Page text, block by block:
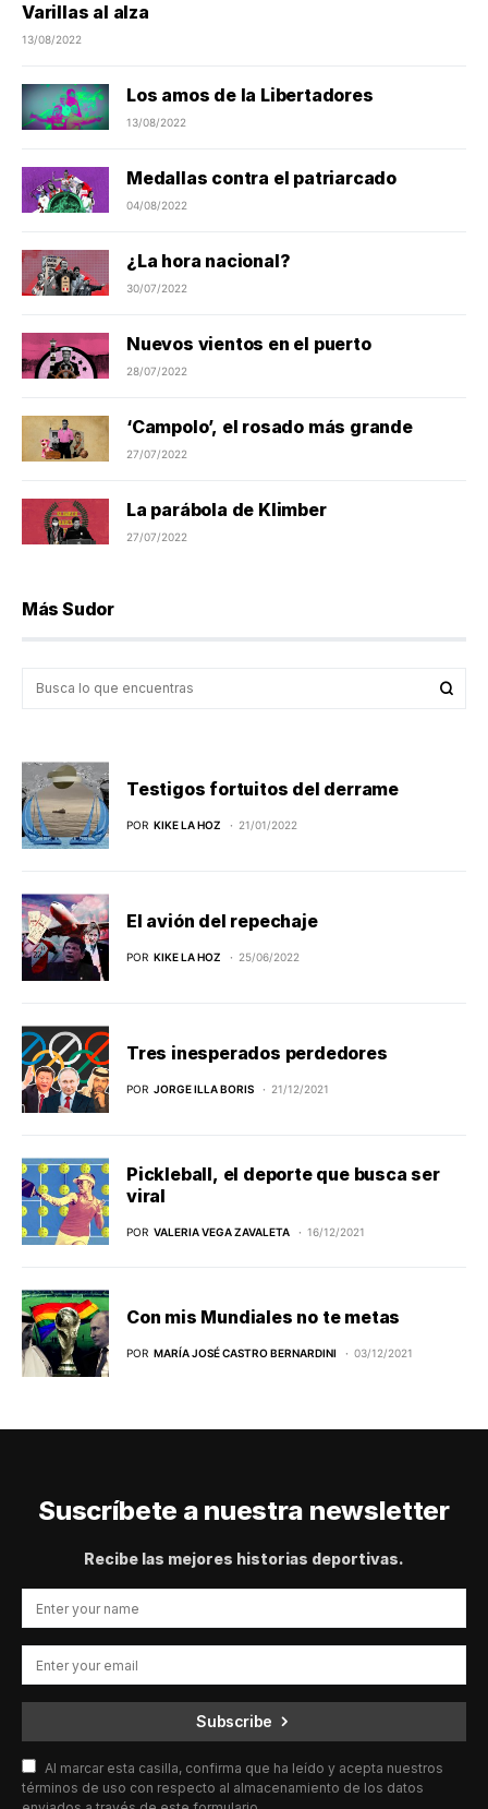
Varillas al alza
13/08/2022
Los amos de la Libertadores
13/08/2022
Medallas contra el patriarcado
04/08/2022
¿La hora nacional?
30/07/2022
Nuevos vientos en el puerto
28/07/2022
‘Campolo’, el rosado más grande
27/07/2022
La parábola de Klimber
27/07/2022
Más Sudor
Testigos fortuitos del derrame
POR KIKE LA HOZ 21/01/2022
El avión del repechaje
POR KIKE LA HOZ 25/06/2022
Tres inesperados perdedores
POR JORGE ILLA BORIS 21/12/2021
Pickleball, el deporte que busca ser
viral
POR VALERIA VEGA ZAVALETA 16/12/2021
Con mis Mundiales no te metas
POR MARÍA JOSÉ CASTRO BERNARDINI 03/12/2021
Suscríbete a nuestra newsletter
Recibe las mejores historias deportivas.
Subscribe
Al marcar esta casilla, confirma que ha leído y acepta nuestros
términos de uso con respecto al almacenamiento de los datos